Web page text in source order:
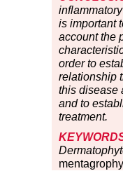
is important
account the
order to
relationship
this disease
and to
treatment.